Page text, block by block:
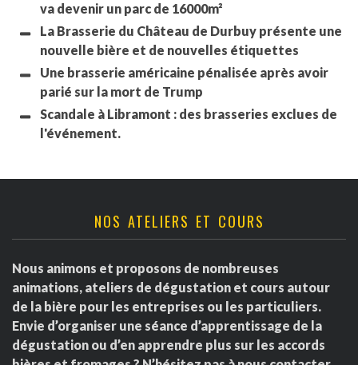
va devenir un parc de 16000m²
La Brasserie du Château de Durbuy présente une
nouvelle bière et de nouvelles étiquettes
Une brasserie américaine pénalisée après avoir
parié sur la mort de Trump
Scandale à Libramont : des brasseries exclues de
l'événement.
NOS ATELIERS ET COURS
Nous animons et proposons de nombreuses
animations, ateliers de dégustation et cours autour
de la bière pour les entreprises ou les particuliers.
Envie d’organiser une séance d’apprentissage de la
dégustation ou d’en apprendre plus sur les accords